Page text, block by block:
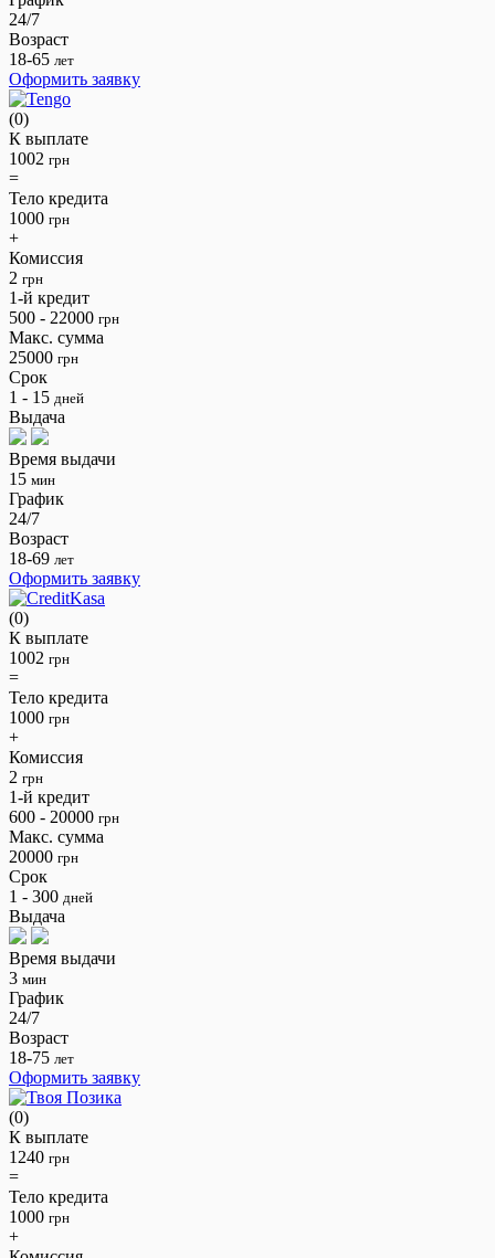
24/7
Возраст
18-65 лет
Оформить заявку
(0)
К выплате
1002 грн
=
Тело кредита
1000 грн
+
Комиссия
2 грн
1-й кредит
500 - 22000 грн
Макс. сумма
25000 грн
Срок
1 - 15 дней
Выдача
Время выдачи
15 мин
График
24/7
Возраст
18-69 лет
Оформить заявку
(0)
К выплате
1002 грн
=
Тело кредита
1000 грн
+
Комиссия
2 грн
1-й кредит
600 - 20000 грн
Макс. сумма
20000 грн
Срок
1 - 300 дней
Выдача
Время выдачи
3 мин
График
24/7
Возраст
18-75 лет
Оформить заявку
(0)
К выплате
1240 грн
=
Тело кредита
1000 грн
+